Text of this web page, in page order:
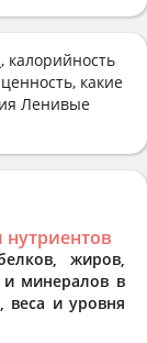
, калорийность
какие
Ленивые
жиров,
и минералов в
веса и уровня